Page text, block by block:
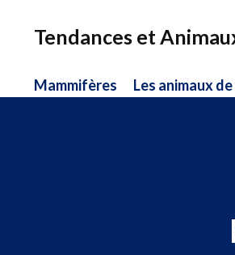
Tendances et
Mammifères Les animaux